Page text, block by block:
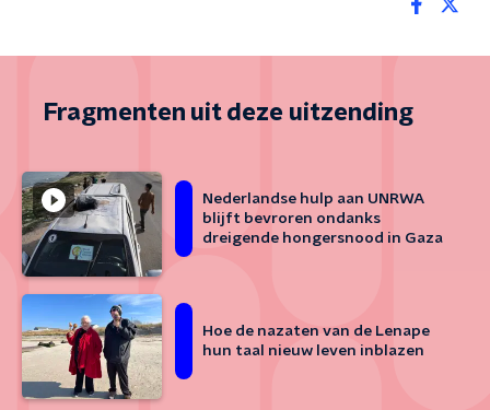
Fragmenten uit deze uitzending
Nederlandse hulp aan UNRWA
blijft bevroren ondanks
dreigende hongersnood in Gaza
Hoe de nazaten van de Lenape
hun taal nieuw leven inblazen